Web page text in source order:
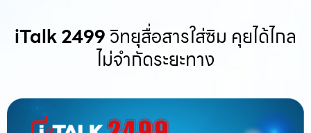
iTalk 2499วิทยุสื่อสารใส่ซิม คุยได้ไกล
ไม่จำกัดระยะทาง